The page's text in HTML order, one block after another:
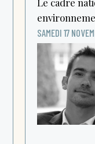
SAMEDI 17